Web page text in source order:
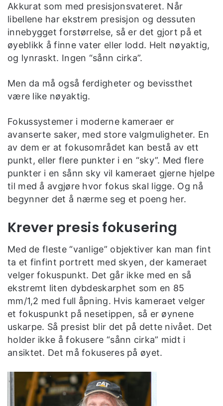
Akkurat som med presisjonsvateret. Når
libellene har ekstrem presisjon og dessuten
innebygget forstørrelse, så er det gjort på et
øyeblikk å finne vater eller lodd. Helt nøyaktig,
og lynraskt. Ingen “sånn cirka”.
Men da må også ferdigheter og bevissthet
være like nøyaktig.
Fokussystemer i moderne kameraer er
avanserte saker, med store valgmuligheter. En
av dem er at fokusområdet kan bestå av ett
punkt, eller flere punkter i en “sky”. Med flere
punkter i en sånn sky vil kameraet gjerne hjelpe
til med å avgjøre hvor fokus skal ligge. Og nå
begynner det å nærme seg et poeng her.
Krever presis fokusering
Med de fleste “vanlige” objektiver kan man fint
ta et finfint portrett med skyen, der kameraet
velger fokuspunkt. Det går ikke med en så
ekstremt liten dybdeskarphet som en 85
mm/1,2 med full åpning. Hvis kameraet velger
et fokuspunkt på nesetippen, så er øynene
uskarpe. Så presist blir det på dette nivået. Det
holder ikke å fokusere “sånn cirka” midt i
ansiktet. Det må fokuseres på øyet.